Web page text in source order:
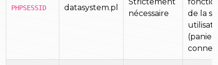
PHPSESSID datasystem.pl
nécessaire
de la
(panier,